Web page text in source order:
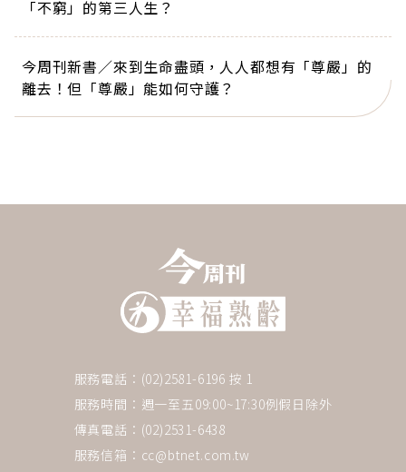
「不窮」的第三人生？
今周刊新書／來到生命盡頭，人人都想有「尊嚴」的
離去！但「尊嚴」能如何守護？
服務電話：(02)2581-6196 按 1
服務時間：週一至五09:00~17:30例假日除外
傳真電話：(02)2531-6438
服務信箱： cc@btnet.com.tw